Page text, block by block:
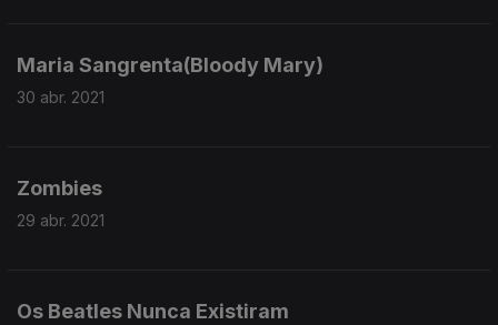
Maria Sangrenta(Bloody Mary)
30 abr. 2021
Zombies
29 abr. 2021
Os Beatles Nunca Existiram